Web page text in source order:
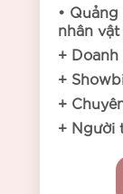
•
nhân vật
+ Doanh
+
+
+ Người